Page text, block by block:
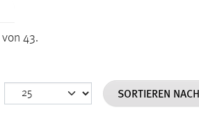
43.
SORTIEREN NACH